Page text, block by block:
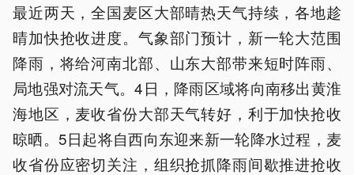
最近两天，全国麦区大部晴热天气持续，各地趁
晴加快抢收进度。气象部门预计，新一轮大范围
降雨，将给河南北部、山东大部带来短时阵雨、
局地强对流天气。4日，降雨区域将向南移出黄淮
海地区，麦收省份大部天气转好，利于加快抢收
晾晒。5日起将自西向东迎来新一轮降水过程，麦
收省份应密切关注，组织抢抓降雨间歇推进抢收